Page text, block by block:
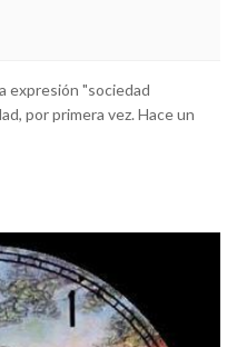
expresión "sociedad
por primera vez. Hace un